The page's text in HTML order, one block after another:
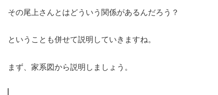
その尾上さんとはどういう関係があるんだろう？
ということも併せて説明していきますね。
まず、家系図から説明しましょう。